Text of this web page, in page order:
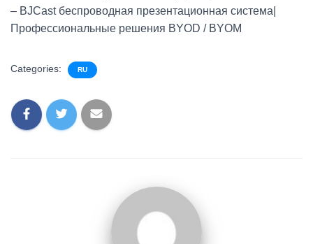
– BJCast беспроводная презентационная система|
Профессиональные решения BYOD / BYOM
Categories: RU